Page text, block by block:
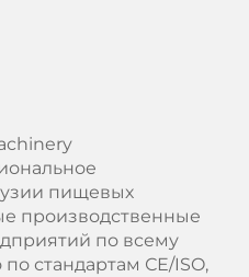
пищевых
производственные
по всему
стандартам СЕ/ISO,